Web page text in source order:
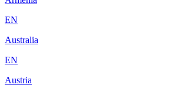
EN
Australia
EN
Austria